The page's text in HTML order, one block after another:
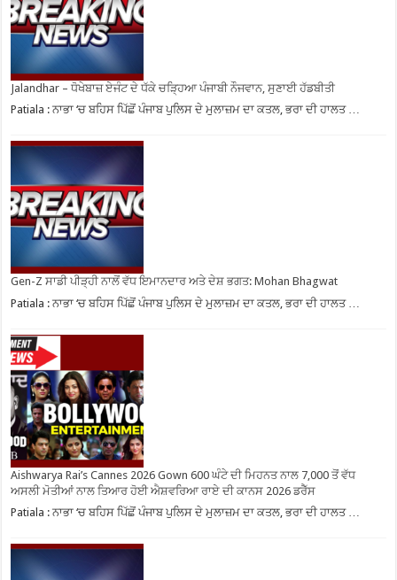
Jalandhar – ਧੋਖੇਬਾਜ਼ ਏਜੰਟ ਦੇ ਧੱਕੇ ਚੜ੍ਹਿਆ ਪੰਜਾਬੀ ਨੌਜਵਾਨ, ਸੁਣਾਈ ਹੱਡਬੀਤੀ
Patiala : ਨਾਭਾ ‘ਚ ਬਹਿਸ ਪਿੱਛੋਂ ਪੰਜਾਬ ਪੁਲਿਸ ਦੇ ਮੁਲਾਜ਼ਮ ਦਾ ਕਤਲ, ਭਰਾ ਦੀ ਹਾਲਤ …
Gen-Z ਸਾਡੀ ਪੀੜ੍ਹੀ ਨਾਲੋਂ ਵੱਧ ਇਮਾਨਦਾਰ ਅਤੇ ਦੇਸ਼ ਭਗਤ: Mohan Bhagwat
Patiala : ਨਾਭਾ ‘ਚ ਬਹਿਸ ਪਿੱਛੋਂ ਪੰਜਾਬ ਪੁਲਿਸ ਦੇ ਮੁਲਾਜ਼ਮ ਦਾ ਕਤਲ, ਭਰਾ ਦੀ ਹਾਲਤ …
Aishwarya Rai’s Cannes 2026 Gown 600 ਘੰਟੇ ਦੀ ਮਿਹਨਤ ਨਾਲ 7,000 ਤੋਂ ਵੱਧ
ਅਸਲੀ ਮੋਤੀਆਂ ਨਾਲ ਤਿਆਰ ਹੋਈ ਐਸ਼ਵਰਿਆ ਰਾਏ ਦੀ ਕਾਨਸ 2026 ਡਰੈੱਸ
Patiala : ਨਾਭਾ ‘ਚ ਬਹਿਸ ਪਿੱਛੋਂ ਪੰਜਾਬ ਪੁਲਿਸ ਦੇ ਮੁਲਾਜ਼ਮ ਦਾ ਕਤਲ, ਭਰਾ ਦੀ ਹਾਲਤ …